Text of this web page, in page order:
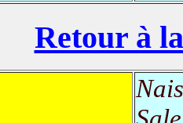
Retour à